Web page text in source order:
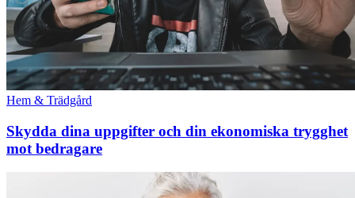
Hem & Trädgård
Skydda dina uppgifter och din ekonomiska trygghet
mot bedragare